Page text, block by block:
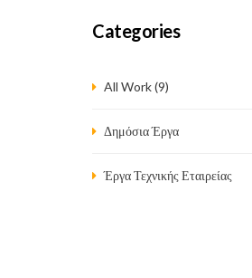
Categories
All Work (9)
Δημόσια Έργα
Έργα Τεχνικής Εταιρείας